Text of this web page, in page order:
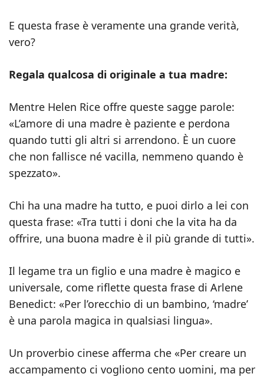
E questa frase è veramente una grande verità,
vero?
Regala qualcosa di originale a tua madre:
Mentre Helen Rice offre queste sagge parole:
«L’amore di una madre è paziente e perdona
quando tutti gli altri si arrendono. È un cuore
che non fallisce né vacilla, nemmeno quando è
spezzato».
Chi ha una madre ha tutto, e puoi dirlo a lei con
questa frase: «Tra tutti i doni che la vita ha da
offrire, una buona madre è il più grande di tutti».
Il legame tra un figlio e una madre è magico e
universale, come riflette questa frase di Arlene
Benedict: «Per l’orecchio di un bambino, ‘madre’
è una parola magica in qualsiasi lingua».
Un proverbio cinese afferma che «Per creare un
accampamento ci vogliono cento uomini, ma per